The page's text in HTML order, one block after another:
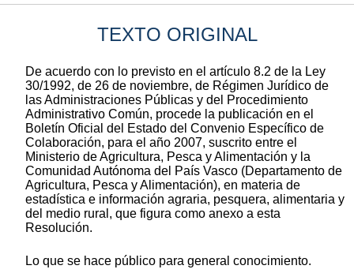
TEXTO ORIGINAL
De acuerdo con lo previsto en el artículo 8.2 de la Ley
30/1992, de 26 de noviembre, de Régimen Jurídico de
las Administraciones Públicas y del Procedimiento
Administrativo Común, procede la publicación en el
Boletín Oficial del Estado del Convenio Específico de
Colaboración, para el año 2007, suscrito entre el
Ministerio de Agricultura, Pesca y Alimentación y la
Comunidad Autónoma del País Vasco (Departamento de
Agricultura, Pesca y Alimentación), en materia de
estadística e información agraria, pesquera, alimentaria y
del medio rural, que figura como anexo a esta
Resolución.
Lo que se hace público para general conocimiento.